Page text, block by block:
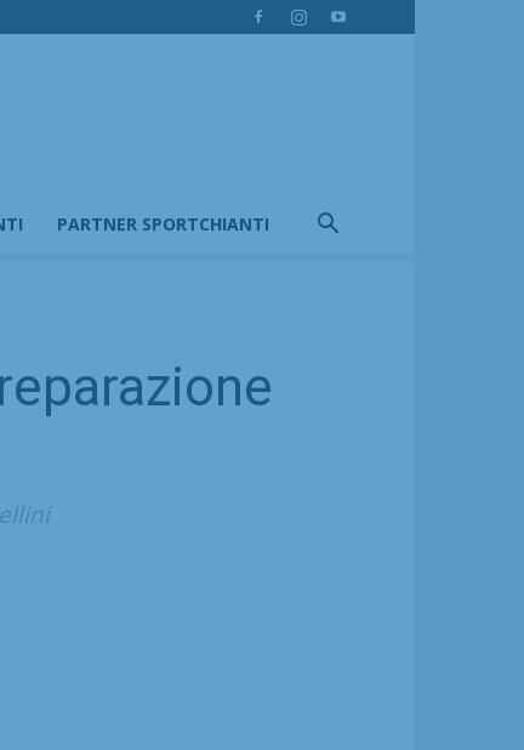
PARTNER SPORTCHIANTI